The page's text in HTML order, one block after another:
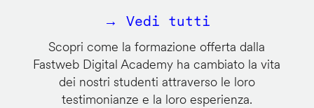
→ Vedi tutti
Scopri come la formazione offerta dalla
Fastweb Digital Academy ha cambiato la vita
dei nostri studenti attraverso le loro
testimonianze e la loro esperienza.